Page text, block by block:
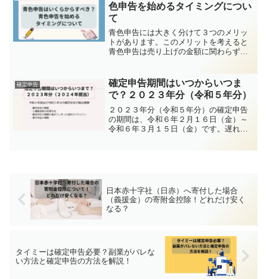
色申告を始めるタイミングについ
て
青色申告には大きく分けて３つのメリッ
トがあります。このメリットを考えると
青色申告は売り上げの金額に関わらず、
確定申告
確定申告期間はいつからいつま
で？２０２３年分（令和５年分）
２０２３年分（令和５年分）の確定申告
の期間は、令和６年２月１６日（金）～
令和６年３月１５日（金）です。遅れた
日本赤十字社（日赤）へ寄付した場合
（義援金）の寄附金控除！どれだけ安く
なる？
タイミーは確定申告必要？副業がバレな
い方法と確定申告の方法を解説！